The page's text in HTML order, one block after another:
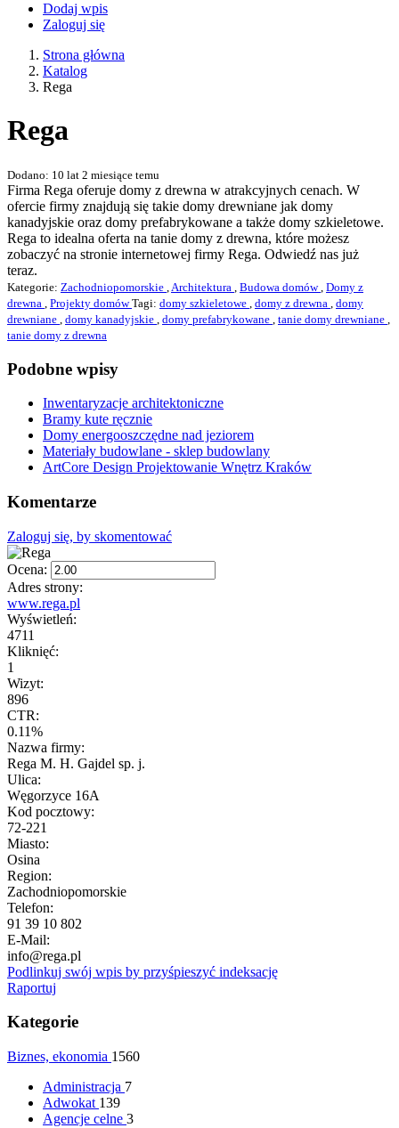
Dodaj wpis
Zaloguj się
Strona główna
Katalog
Rega
Rega
Dodano: 10 lat 2 miesiące temu
Firma Rega oferuje domy z drewna w atrakcyjnych cenach. W
ofercie firmy znajdują się takie domy drewniane jak domy
kanadyjskie oraz domy prefabrykowane a także domy szkieletowe.
Rega to idealna oferta na tanie domy z drewna, które możesz
zobaczyć na stronie internetowej firmy Rega. Odwiedź nas już
teraz.
Kategorie: Zachodniopomorskie Architektura Budowa domów Domy z
drewna
Projekty domówTagi: domy szkieletowe domy z drewna
domy
drewniane domy kanadyjskie domy prefabrykowane tanie domy drewniane
tanie domy z drewna
Podobne wpisy
Inwentaryzacje architektoniczne
Bramy kute ręcznie
Domy energooszczędne nad jeziorem
Materiały budowlane - sklep budowlany
ArtCore Design Projektowanie Wnętrz Kraków
Komentarze
Zaloguj się, by skomentować
Ocena:
Adres strony:
www.rega.pl
Wyświetleń:
4711
Kliknięć:
1
Wizyt:
896
CTR:
0.11%
Nazwa firmy:
Rega M. H. Gajdel sp. j.
Ulica:
Węgorzyce 16A
Kod pocztowy:
72-221
Miasto:
Osina
Region:
Zachodniopomorskie
Telefon:
91 39 10 802
E-Mail:
info@rega.pl
Podlinkuj swój wpis by przyśpieszyć indeksację
Raportuj
Kategorie
Biznes, ekonomia 1560
Administracja 7
Adwokat 139
Agencje celne 3